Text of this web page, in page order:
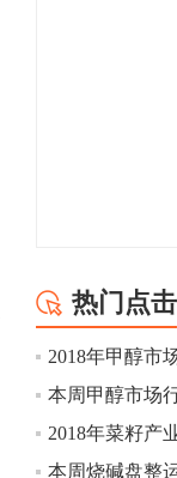
幅扩大至4.4%
10:43
【行情】芝加
月玉米期货跌
10:43
热门点击
2018年甲醇市
本周甲醇市场
2018年菜籽产
本周烧碱盘整